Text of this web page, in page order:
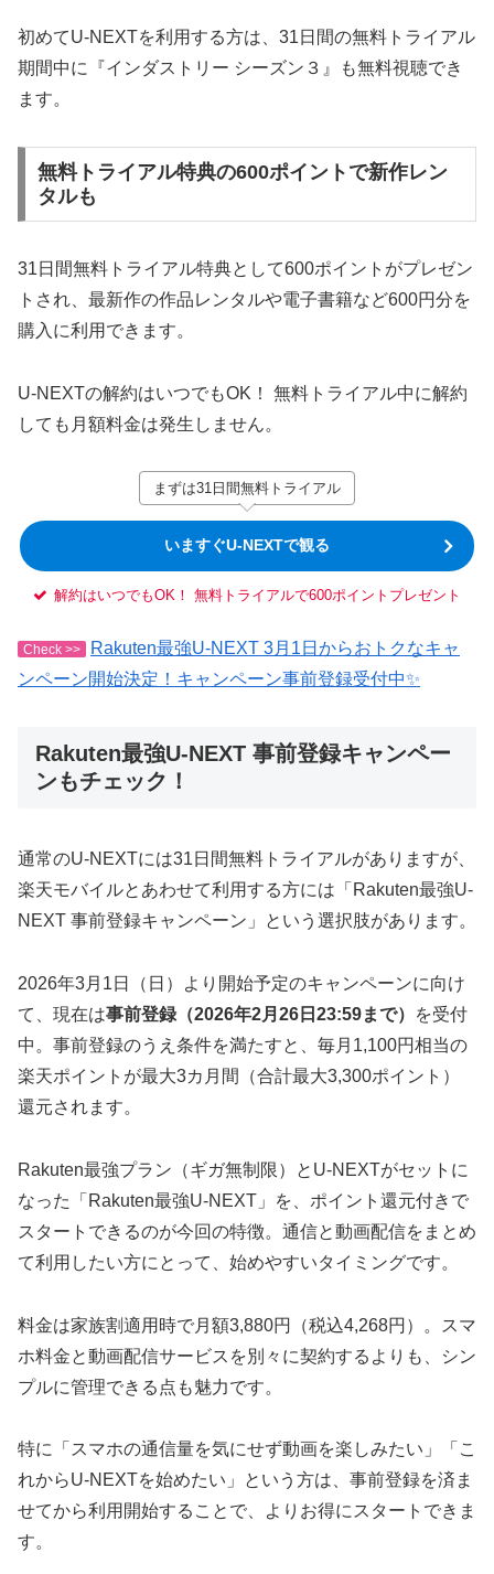
初めてU-NEXTを利用する方は、31日間の無料トライアル
期間中に『インダストリー シーズン３』も無料視聴でき
ます。
無料トライアル特典の600ポイントで新作レン
タルも
31日間無料トライアル特典として600ポイントがプレゼン
トされ、最新作の作品レンタルや電子書籍など600円分を
購入に利用できます。
U-NEXTの解約はいつでもOK！ 無料トライアル中に解約
しても月額料金は発生しません。
まずは31日間無料トライアル
いますぐU-NEXTで観る
解約はいつでもOK！ 無料トライアルで600ポイントプレゼント
Check >>
Rakuten最強U-NEXT 3月1日からおトクなキャ
ンペーン開始決定！キャンペーン事前登録受付中✨
Rakuten最強U-NEXT 事前登録キャンペー
ンもチェック！
通常のU-NEXTには31日間無料トライアルがありますが、
楽天モバイルとあわせて利用する方には「Rakuten最強U-
NEXT 事前登録キャンペーン」という選択肢があります。
2026年3月1日（日）より開始予定のキャンペーンに向け
て、現在は事前登録（2026年2月26日23:59まで）
を受付
中。事前登録のうえ条件を満たすと、毎月1,100円相当の
楽天ポイントが最大3カ月間（合計最大3,300ポイント）
還元されます。
Rakuten最強プラン（ギガ無制限）とU-NEXTがセットに
なった「Rakuten最強U-NEXT」を、ポイント還元付きで
スタートできるのが今回の特徴。通信と動画配信をまとめ
て利用したい方にとって、始めやすいタイミングです。
料金は家族割適用時で月額3,880円（税込4,268円）。スマ
ホ料金と動画配信サービスを別々に契約するよりも、シン
プルに管理できる点も魅力です。
特に「スマホの通信量を気にせず動画を楽しみたい」「こ
れからU-NEXTを始めたい」という方は、事前登録を済ま
せてから利用開始することで、よりお得にスタートできま
す。